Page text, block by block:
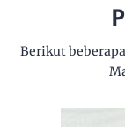
Berikut